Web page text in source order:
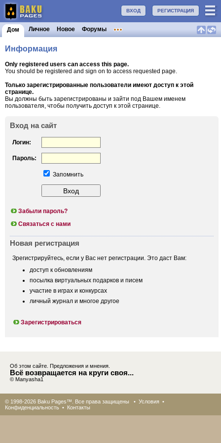
РЕГИСТРАЦИЯ
ВХОД
Дом Личное Новое Форумы
Информация
Only registered users can access this page.
You should be registered and sign on to access requested page.
Только зарегистрированные пользователи имеют доступ к этой
странице.
Вы должны быть зарегистрированы и зайти под Вашем именем
пользователя, чтобы получить доступ к этой странице.
Вход на сайт
Логин:
Пароль:
Запомнить
Забыли пароль?
Связаться с нами
Новая регистрация
Зрегистрируйтесь, если у Вас нет регистрации. Это даст Вам:
доступ к обновлениям
посылка виртуальных подарков и писем
участие в играх и конкурсах
личный журнал и многое другое
Зарегистрироваться
Об этом сайте. Предложения и мнения.
Всё возвращается на круги своя...
© Manyasha1
© 1998-2026 Baku Pages™. Все права защищены • Условия •
Конфиденциальность • Контакты